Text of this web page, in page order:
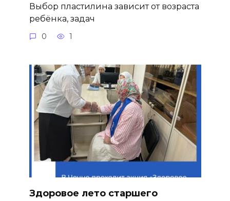
Выбор пластилина зависит от возраста
ребёнка, задач
0 1
Здоровое лето старшего